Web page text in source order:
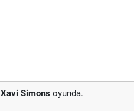
Xavi Simons oyunda.